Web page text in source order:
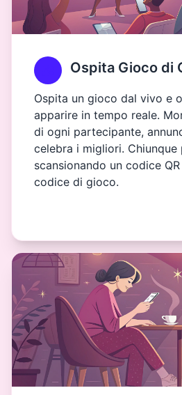
Ospita Gioco di
Ospita un gioco dal vivo e
apparire in tempo reale.
di ogni partecipante,
celebra i migliori.
scansionando un codice
codice di gioco.